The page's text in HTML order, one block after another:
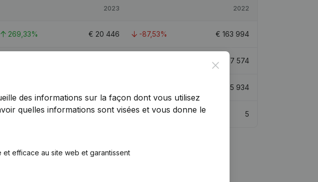
2023 2022
269,33% € 20 446 -87,53% € 163 994
€ 427 574
525 934
4 5
Close
des informations sur la façon dont vous utilisez
quelles informations sont visées et vous donne le
efficace au site web et garantissent